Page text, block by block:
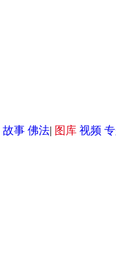
故事 佛法| 图库 视频